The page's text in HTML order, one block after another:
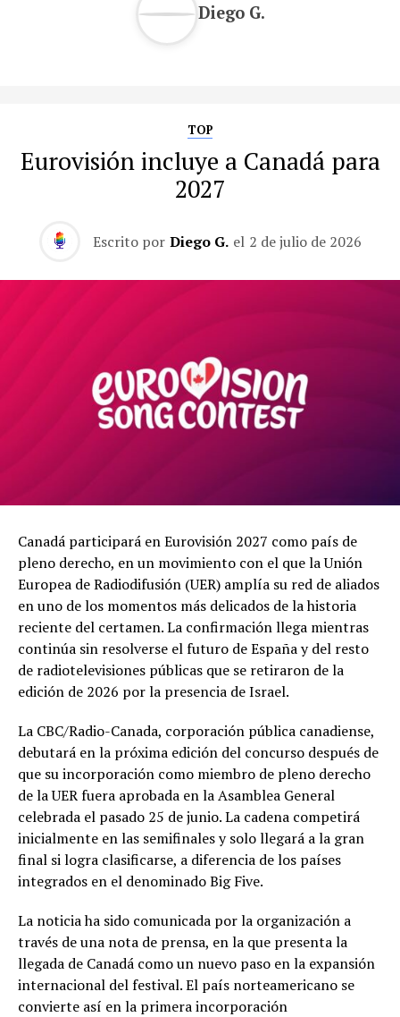
Diego G.
TOP
Eurovisión incluye a Canadá para
2027
Escrito por Diego G. el 2 de julio de 2026
Canadá participará en Eurovisión 2027 como país de
pleno derecho, en un movimiento con el que la Unión
Europea de Radiodifusión (UER) amplía su red de aliados
en uno de los momentos más delicados de la historia
reciente del certamen. La confirmación llega mientras
continúa sin resolverse el futuro de España y del resto
de radiotelevisiones públicas que se retiraron de la
edición de 2026 por la presencia de Israel.
La CBC/Radio-Canada, corporación pública canadiense,
debutará en la próxima edición del concurso después de
que su incorporación como miembro de pleno derecho
de la UER fuera aprobada en la Asamblea General
celebrada el pasado 25 de junio. La cadena competirá
inicialmente en las semifinales y solo llegará a la gran
final si logra clasificarse, a diferencia de los países
integrados en el denominado Big Five.
La noticia ha sido comunicada por la organización a
través de una nota de prensa, en la que presenta la
llegada de Canadá como un nuevo paso en la expansión
internacional del festival. El país norteamericano se
convierte así en la primera incorporación